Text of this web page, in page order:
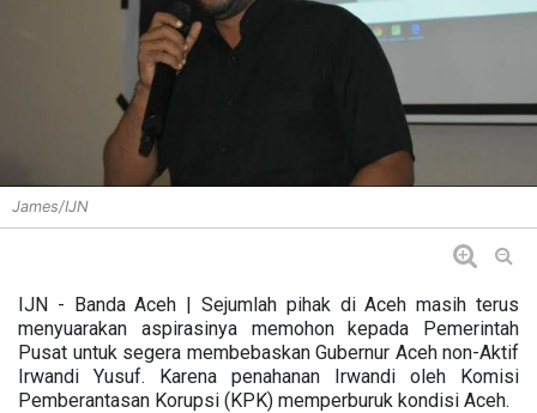
James/IJN
IJN - Banda Aceh | Sejumlah pihak di Aceh masih terus
menyuarakan aspirasinya memohon kepada Pemerintah
Pusat untuk segera membebaskan Gubernur Aceh non-Aktif
Irwandi Yusuf. Karena penahanan Irwandi oleh Komisi
Pemberantasan Korupsi (KPK) memperburuk kondisi Aceh.